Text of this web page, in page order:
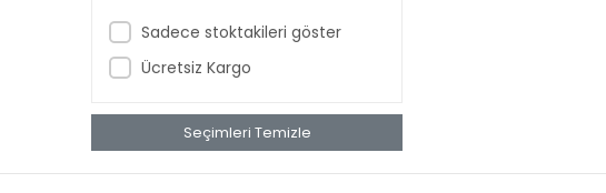
Kedi Tuvaletleri
Kedi Yatakları
Seyahat Ürünleri
Yavru Kedi Bakım Ürünleri
Diğer Kedi Ürünleri
Kedi Fırça ve Tarakları
Sadece stoktakileri göster
Ücretsiz Kargo
Seçimleri Temizle